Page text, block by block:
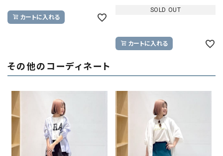
カートに入れる
SOLD OUT
カートに入れる
その他のコーディネート